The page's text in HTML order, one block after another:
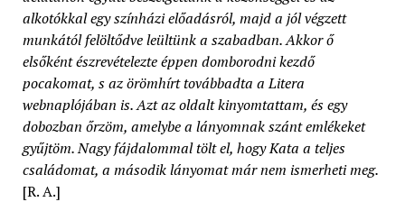
alkotókkal egy színházi előadásról, majd a jól végzett
munkától felöltődve leültünk a szabadban. Akkor ő
elsőként észrevételezte éppen domborodni kezdő
pocakomat, s az örömhírt továbbadta a Litera
webnaplójában is. Azt az oldalt kinyomtattam, és egy
dobozban őrzöm, amelybe a lányomnak szánt emlékeket
gyűjtöm. Nagy fájdalommal tölt el, hogy Kata a teljes
családomat, a második lányomat már nem ismerheti meg.
[R. A.]